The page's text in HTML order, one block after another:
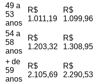
49 a
53
anos
R$
1.011,19
R$
1.099,96
54 a
58
anos
R$
1.203,32
R$
1.308,95
+ de
59
anos
R$
2.105,69
R$
2.290,53